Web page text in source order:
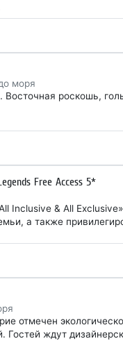
моря
Восточная роскошь,
Free Access 5*
Inclusive & All
а также
отмечен
Гостей ждут